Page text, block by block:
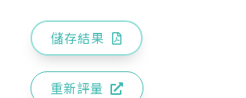
儲存結果
重新評量